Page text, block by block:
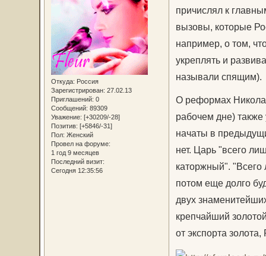
Откуда: Россия
Зарегистрирован: 27.02.13
Приглашений: 0
Сообщений: 89309
Уважение: [+30209/-28]
Позитив: [+5846/-31]
Пол: Женский
Провел на форуме:
1 год 9 месяцев
Последний визит:
Сегодня 12:35:56
причислял к
вызовы, которые
например, о том,
укреплять и
называли спящим).
О реформах
рабочем дне)
начаты в
нет. Царь "всего
каторжный". "Всего
потом еще долго
двух
крепчайший
от экспорта